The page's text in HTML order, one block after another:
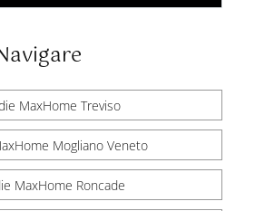
MaxHome Treviso
Mogliano Veneto
MaxHome Roncade